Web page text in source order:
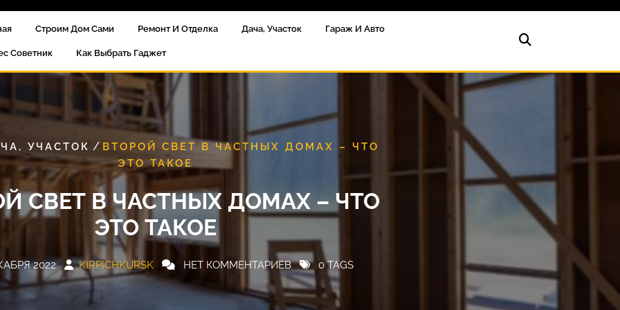
Строим Дом Сами Ремонт И Отделка Дача, Участок Гараж И Авто
Советник Как Выбрать Гаджет
УЧАСТОК / ВТОРОЙ СВЕТ В ЧАСТНЫХ ДОМАХ – ЧТО
ЭТО ТАКОЕ
СВЕТ В ЧАСТНЫХ ДОМАХ – ЧТО
ЭТО ТАКОЕ
2022 KIRPICHKURSK НЕТ КОММЕНТАРИЕВ 0 TAGS